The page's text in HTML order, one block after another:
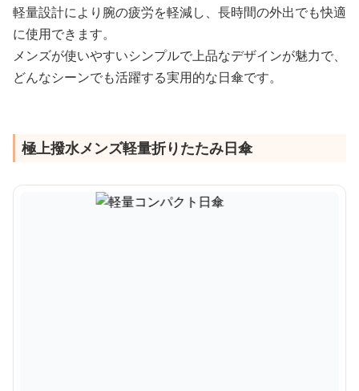
軽量設計により腕の疲労を軽減し、長時間の外出でも快適
に使用できます。
メンズが使いやすいシンプルで上品なデザインが魅力で、
どんなシーンでも活躍する実用的な日傘です。
極上撥水メンズ軽量折りたたみ日傘